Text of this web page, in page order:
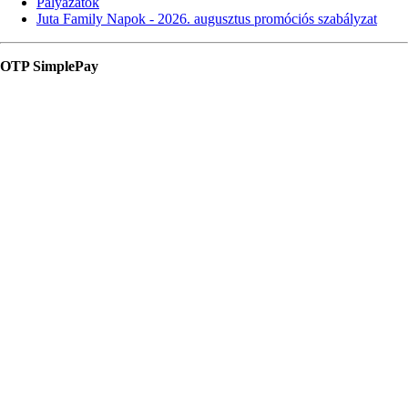
Juta Family Napok - 2026. augusztus promóciós szabályzat
OTP SimplePay